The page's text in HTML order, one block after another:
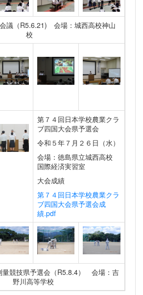
議（R5.6.21) 会場：城西高校神山
校
第７４回日本学校農業クラ
ブ四国大会県予選会
令和５年７月２６日（水）
会場：徳島県立城西高校
国際経済実習室
大会成績
第７４回日本学校農業クラ
ブ四国大会県予選会成
績.pdf
量競技県予選会（R5.8.4） 会場：吉
野川高等学校